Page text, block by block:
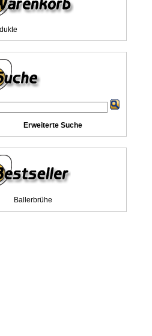
Erweiterte Suche
Ballerbrühe